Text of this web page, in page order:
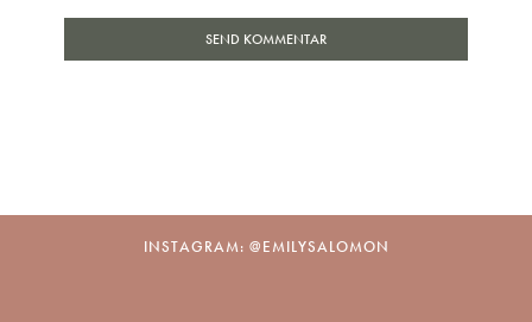
INSTAGRAM: @EMILYSALOMON